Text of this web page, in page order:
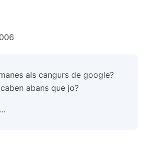
als cangurs de google?
abans que jo?